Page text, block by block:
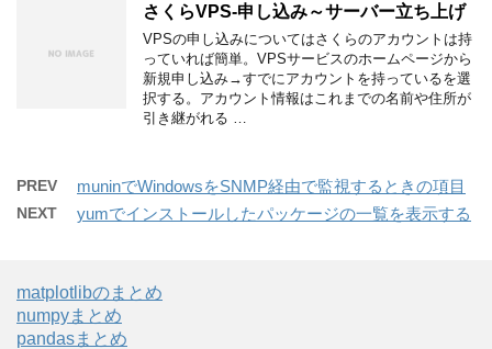
さくらVPS-申し込み～サーバー立ち上げ
VPSの申し込みについてはさくらのアカウントは持
っていれば簡単。VPSサービスのホームページから
新規申し込み→すでにアカウントを持っているを選
択する。アカウント情報はこれまでの名前や住所が
引き継がれる …
PREV muninでWindowsをSNMP経由で監視するときの項目
NEXT yumでインストールしたパッケージの一覧を表示する
matplotlibのまとめ
numpyまとめ
pandasまとめ